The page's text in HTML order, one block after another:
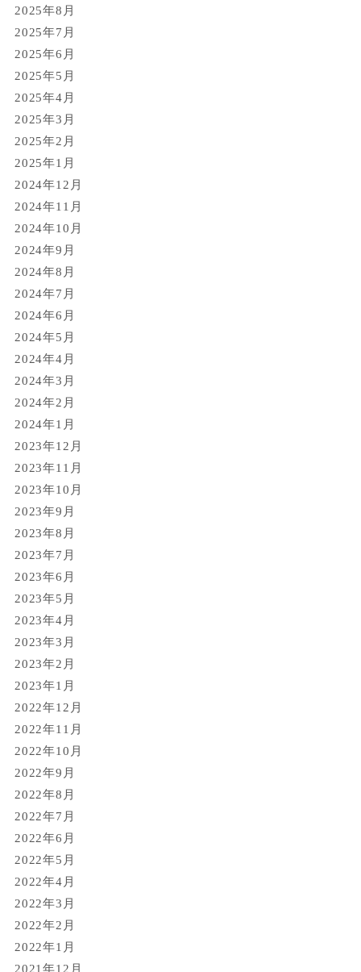
2025年8月
2025年7月
2025年6月
2025年5月
2025年4月
2025年3月
2025年2月
2025年1月
2024年12月
2024年11月
2024年10月
2024年9月
2024年8月
2024年7月
2024年6月
2024年5月
2024年4月
2024年3月
2024年2月
2024年1月
2023年12月
2023年11月
2023年10月
2023年9月
2023年8月
2023年7月
2023年6月
2023年5月
2023年4月
2023年3月
2023年2月
2023年1月
2022年12月
2022年11月
2022年10月
2022年9月
2022年8月
2022年7月
2022年6月
2022年5月
2022年4月
2022年3月
2022年2月
2022年1月
2021年12月